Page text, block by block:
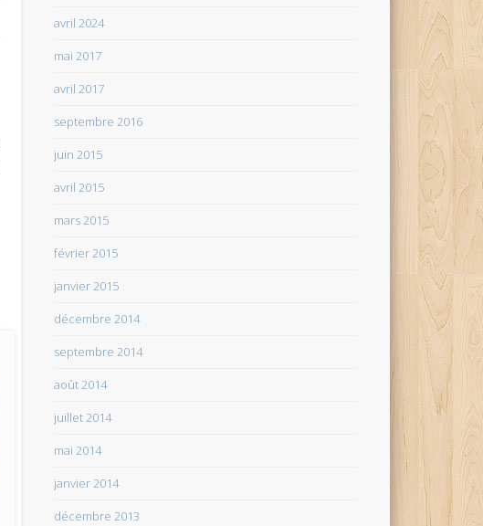
avril 2024
mai 2017
avril 2017
septembre 2016
juin 2015
avril 2015
mars 2015
février 2015
janvier 2015
décembre 2014
septembre 2014
août 2014
juillet 2014
mai 2014
janvier 2014
décembre 2013